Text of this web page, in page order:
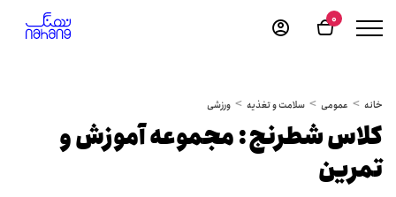
0
خانه عمومی سلامت و تغذیه ورزشی
کلاس شطرنج: مجموعه آموزش و
تمرین